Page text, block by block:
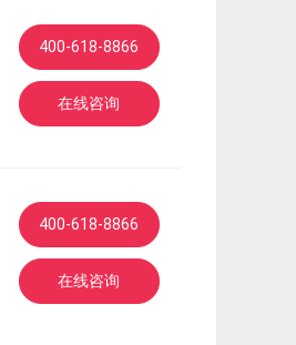
400-618-8866
在线咨询
400-618-8866
在线咨询